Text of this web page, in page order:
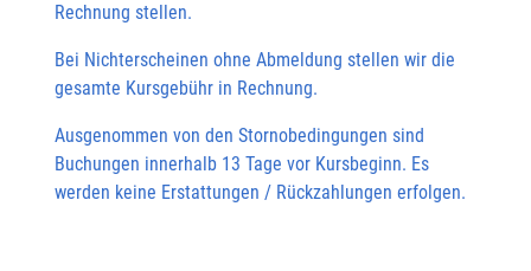
Rechnung stellen.
Bei Nichterscheinen ohne Abmeldung stellen wir die
gesamte Kursgebühr in Rechnung.
Ausgenommen von den Stornobedingungen sind
Buchungen innerhalb 13 Tage vor Kursbeginn. Es
werden keine Erstattungen / Rückzahlungen erfolgen.